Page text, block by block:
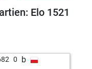
Elo 1521
0 b